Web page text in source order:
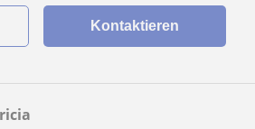
Kontaktieren